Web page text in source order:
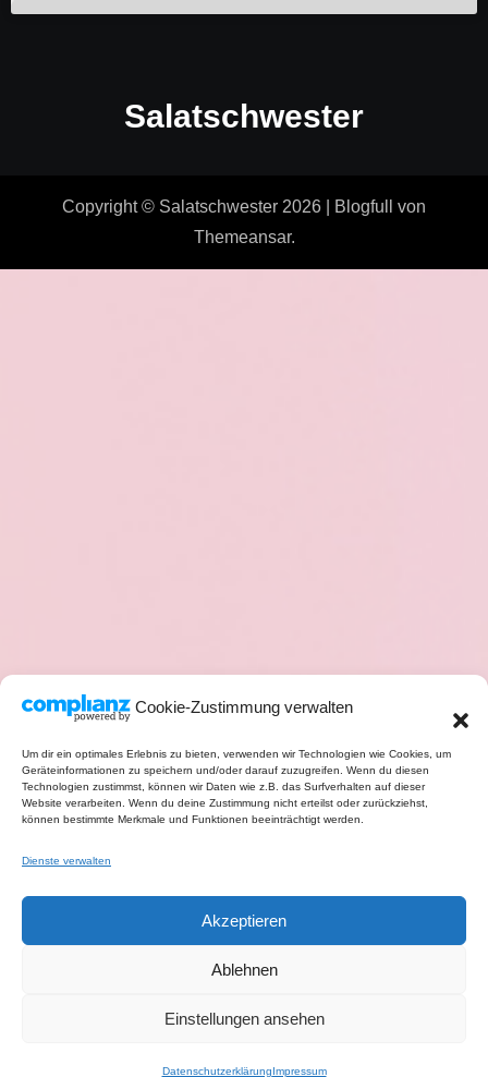
Cookie-Zustimmung verwalten
Um dir ein optimales Erlebnis zu bieten, verwenden wir Technologien wie Cookies, um
Geräteinformationen zu speichern und/oder darauf zuzugreifen. Wenn du diesen
Technologien zustimmst, können wir Daten wie z.B. das Surfverhalten auf dieser
Website verarbeiten. Wenn du deine Zustimmung nicht erteilst oder zurückziehst,
können bestimmte Merkmale und Funktionen beeinträchtigt werden.
Dienste verwalten
Akzeptieren
Ablehnen
Einstellungen ansehen
DatenschutzerklärungImpressum
Salatschwester
Copyright © Salatschwester 2026 Blogfull
von
Themeansar.